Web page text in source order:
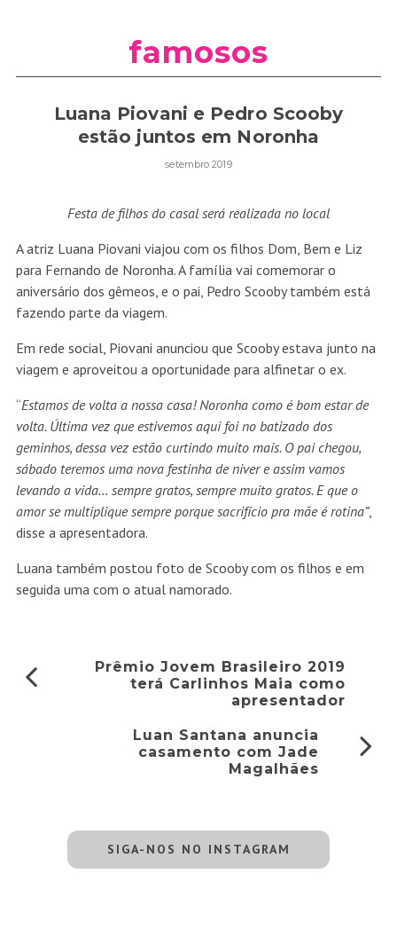
famosos
Luana Piovani e Pedro Scooby
estão juntos em Noronha
setembro 2019
Festa de filhos do casal será realizada no local
A atriz Luana Piovani viajou com os filhos Dom, Bem e Liz
para Fernando de Noronha. A família vai comemorar o
aniversário dos gêmeos, e o pai, Pedro Scooby também está
fazendo parte da viagem.
Em rede social, Piovani anunciou que Scooby estava junto na
viagem e aproveitou a oportunidade para alfinetar o ex.
“Estamos de volta a nossa casa! Noronha como é bom estar de
volta. Última vez que estivemos aqui foi no batizado dos
geminhos, dessa vez estão curtindo muito mais. O pai chegou,
sábado teremos uma nova festinha de niver e assim vamos
levando a vida… sempre gratos, sempre muito gratos. E que o
amor se multiplique sempre porque sacrifício pra mãe é rotina”,
disse a apresentadora.
Luana também postou foto de Scooby com os filhos e em
seguida uma com o atual namorado.
Prêmio Jovem Brasileiro 2019
terá Carlinhos Maia como
apresentador
Luan Santana anuncia
casamento com Jade
Magalhães
SIGA-NOS NO INSTAGRAM